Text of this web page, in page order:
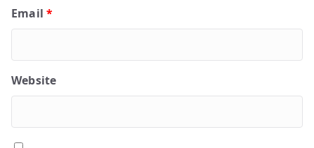
Email*
Website